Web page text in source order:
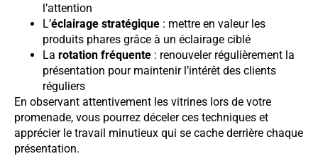
l’attention
L’éclairage stratégique : mettre en valeur les
produits phares grâce à un éclairage ciblé
La rotation fréquente : renouveler régulièrement la
présentation pour maintenir l’intérêt des clients
réguliers
En observant attentivement les vitrines lors de votre
promenade, vous pourrez déceler ces techniques et
apprécier le travail minutieux qui se cache derrière chaque
présentation.